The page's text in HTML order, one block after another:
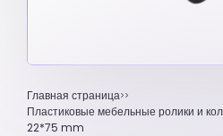
Главная страница
Пластиковые мебельные ролики и
22*75 mm